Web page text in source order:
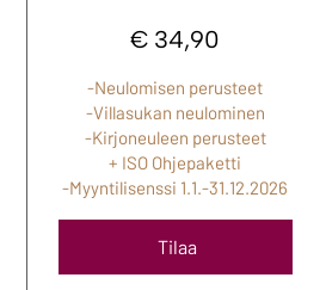
€ 34,90
-Neulomisen perusteet
-Villasukan neulominen
-Kirjoneuleen perusteet
+ ISO Ohjepaketti
-Myyntilisenssi 1.1.-31.12.2026
Tilaa